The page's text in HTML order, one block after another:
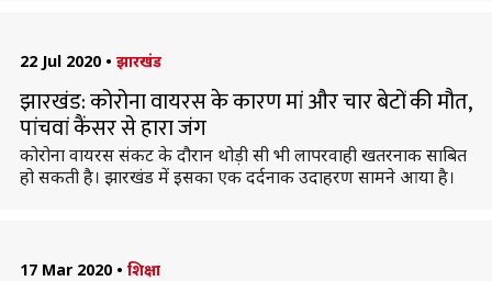
22 Jul 2020 • झारखंड
झारखंड: कोरोना वायरस के कारण मां और चार बेटों की मौत,
पांचवां कैंसर से हारा जंग
कोरोना वायरस संकट के दौरान थोड़ी सी भी लापरवाही खतरनाक साबित
हो सकती है। झारखंड में इसका एक दर्दनाक उदाहरण सामने आया है।
17 Mar 2020 • शिक्षा